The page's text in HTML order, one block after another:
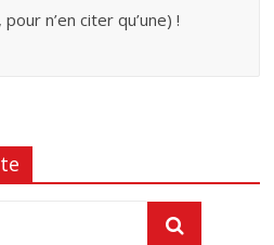
n’en citer qu’une) !